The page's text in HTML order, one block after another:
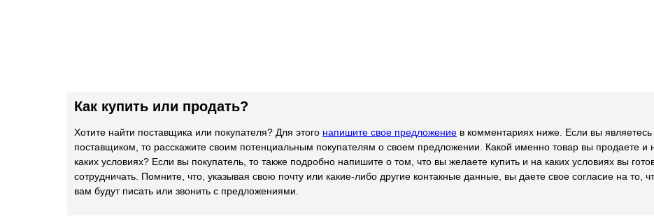
Как купить или продать?
Хотите найти поставщика или покупателя? Для этого напишите свое предложение в комментариях ниже. Если вы являетесь
поставщиком, то расскажите своим потенциальным покупателям о своем предложении. Какой именно товар вы продаете и
каких условиях? Если вы покупатель, то также подробно напишите о том, что вы желаете купить и на каких условиях вы
сотрудничать. Помните, что, указывая свою почту или какие-либо другие контакные данные, вы даете свое согласие на то,
вам будут писать или звонить с предложениями.